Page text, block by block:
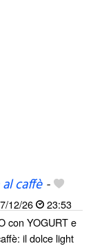
caffè-
12/26
23:53
con YOGURT e
il dolce light